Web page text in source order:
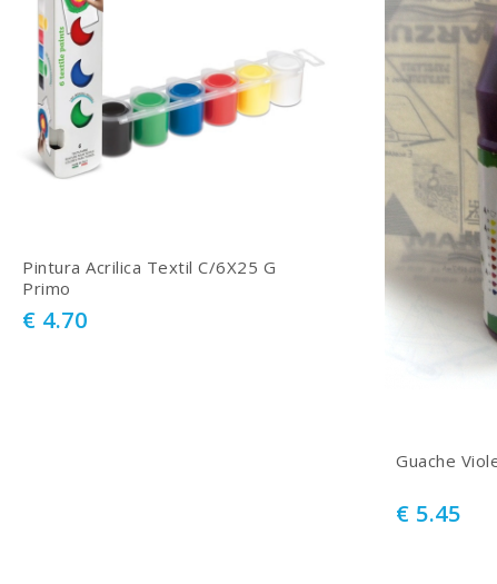
Pintura Acrilica Textil C/6X25 G
Primo
€ 4.70
Guache
€ 5.45